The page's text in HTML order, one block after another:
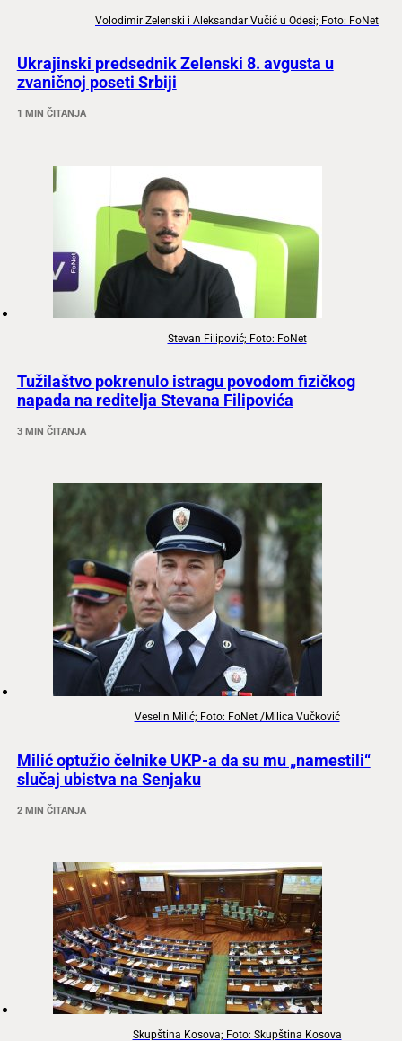
Volodimir Zelenski i Aleksandar Vučić u Odesi; Foto: FoNet
Ukrajinski predsednik Zelenski 8. avgusta u
zvaničnoj poseti Srbiji
1 MIN ČITANJA
Stevan Filipović; Foto: FoNet
Tužilaštvo pokrenulo istragu povodom fizičkog
napada na reditelja Stevana Filipovića
3 MIN ČITANJA
Veselin Milić; Foto: FoNet /Milica Vučković
Milić optužio čelnike UKP-a da su mu „namestili“
slučaj ubistva na Senjaku
2 MIN ČITANJA
Skupština Kosova; Foto: Skupština Kosova